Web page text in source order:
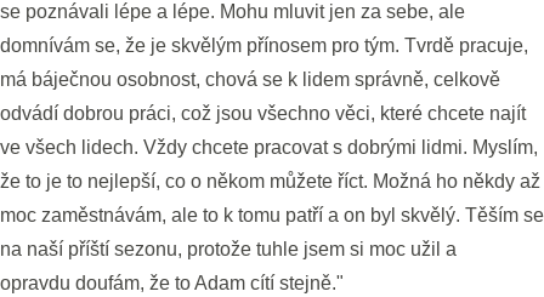
se poznávali lépe a lépe. Mohu mluvit jen za sebe, ale
domnívám se, že je skvělým přínosem pro tým. Tvrdě pracuje,
má báječnou osobnost, chová se k lidem správně, celkově
odvádí dobrou práci, což jsou všechno věci, které chcete najít
ve všech lidech. Vždy chcete pracovat s dobrými lidmi. Myslím,
že to je to nejlepší, co o někom můžete říct. Možná ho někdy až
moc zaměstnávám, ale to k tomu patří a on byl skvělý. Těším se
na naší příští sezonu, protože tuhle jsem si moc užil a
opravdu doufám, že to Adam cítí stejně."